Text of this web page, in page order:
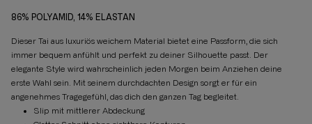
86% POLYAMID, 14% ELASTAN
Dieser Tai aus luxuriös weichem Material bietet eine Passform, die sich
immer bequem anfühlt und perfekt zu deiner Silhouette passt. Der
elegante Style wird wahrscheinlich jeden Morgen beim Anziehen deine
erste Wahl sein. Mit seinem durchdachten Design sorgt er für ein
angenehmes Tragegefühl, das dich den ganzen Tag begleitet.
Slip mit mittlerer Abdeckung